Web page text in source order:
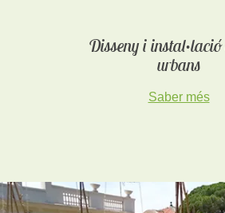
Disseny i instal·lació
urbans
Saber més